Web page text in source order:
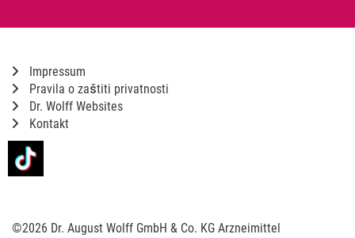
Impressum
Pravila o zaštiti privatnosti
Dr. Wolff Websites
Kontakt
©2026 Dr. August Wolff GmbH & Co. KG Arzneimittel